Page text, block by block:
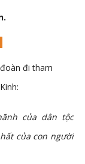
đi tham
của dân tộc
của con người